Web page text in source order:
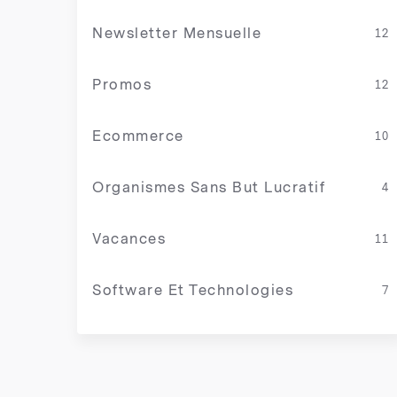
Newsletter Mensuelle 12
Promos 12
Ecommerce 10
Organismes Sans But Lucratif 4
Vacances 11
Software Et Technologies 7